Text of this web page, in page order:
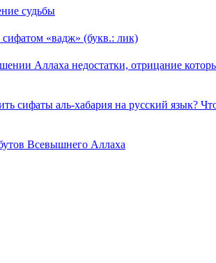
судьбы
«вадж» (букв.: лик)
Аллаха недостатки, отрицание
аль-хабария на русский язык?
Всевышнего Аллаха